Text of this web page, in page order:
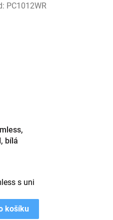
bílá
košíku
s uni
PC1012WR